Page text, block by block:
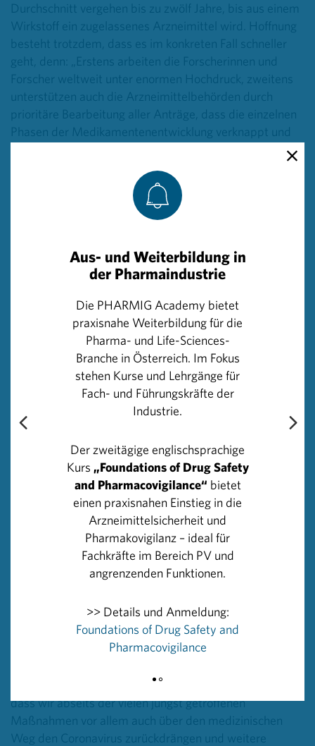
Durchschnitt vergehen bis zu zwölf Jahre, bis aus einem
Wirkstoff ein zugelassenes Arzneimittel wird. Hoffnung
besteht trotzdem, dass es im konkreten Fall schneller
geht, denn: „Erstens arbeiten die Forscherinnen und
Forscher weltweit unter enormen Hochdruck, zweitens
unterstützen auch die Arzneimittelbehörden durch
prioritäre Bearbeitung aller Anträge, dass die einzelnen
Phasen der Medikamentenentwicklung verknappt und
schneller durchlaufen werden können“, erklärt Herzog.
bis 1 ½ Jahren zu rechnen, „was immer noch enorm
für den Einsatz beim Coronavirus hin überprüft werden,
könnte eine Therapie auch schneller verfügbar sein. Es
werden, darunter sind Virustatika, die bei HIV, Ebola,
SARS, MERS, Hepatitis C oder auch Malaria eingesetzt
werden bzw. wurden. Ebenso könnten eventuell
Immunmodulatoren, die bei rheumatoider Arthritis oder
Darmerkrankungen wirken, erfolgreich bei Corona-
Patienten angewendet werden. Ein weiterer Ansatz sind
Medikamente zur Bekämpfung von Lungenkrankheiten.
„Das sind vorerst alles noch Ansätze, wobei noch keine
systematische Wirksamkeit und Verträglichkeit bei
Patienten bestätigt werden konnte, die an Covid-19
erkrankt sind“, erklärt Herzog. Einen neuen Ansatz
verfolgt man im Bereich der Medikamente, die auf
Blutplasma basieren. Hier erprobt man, ob das
Blutserum von Menschen, die nach einer Infektion mit
Covid-19 wieder genesen sind, zur Bekämpfung des
dieses Blutserum aus dem Blutplasma ehemaliger
Covid-19-Patienten. Wird es Covid-19-Patienten
verabreicht, könnte damit die Vermehrung des Virus im
vielversprechende Projekte, die uns die Hoffnung geben,
dass wir abseits der vielen jüngst getroffenen
Maßnahmen vor allem auch über den medizinischen
Weg den Coronavirus zurückdrängen und weitere
Aus- und Weiterbildung in
der Pharmaindustrie
Die PHARMIG Academy bietet
praxisnahe Weiterbildung für die
Pharma- und Life-Sciences-
Branche in Österreich. Im Fokus
stehen Kurse und Lehrgänge für
Fach- und Führungskräfte der
Industrie.
Der zweitägige englischsprachige
Kurs „Foundations of Drug Safety
and Pharmacovigilance“ bietet
einen praxisnahen Einstieg in die
Arzneimittelsicherheit und
Pharmakovigilanz – ideal für
Fachkräfte im Bereich PV und
angrenzenden Funktionen.
>> Details und Anmeldung:
Foundations of Drug Safety and
Pharmacovigilance